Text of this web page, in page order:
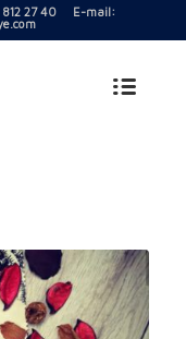
27 40 E-mail: